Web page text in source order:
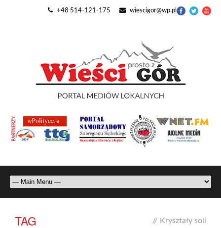
+48 514-121-175 wiescigor@wp.pl
TAG // Kryształy soli